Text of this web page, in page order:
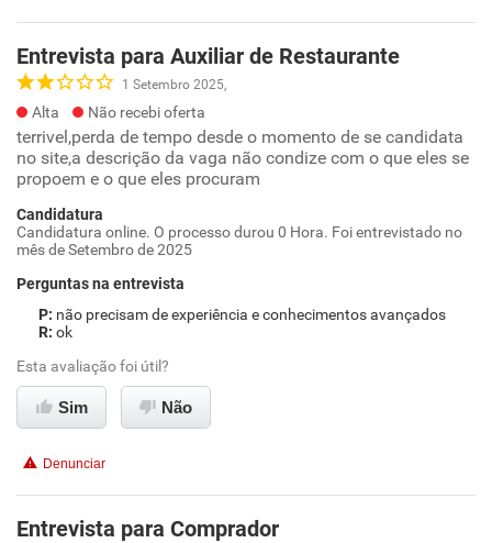
Entrevista para Auxiliar de Restaurante
1 Setembro 2025,
Alta Não recebi oferta
terrivel,perda de tempo desde o momento de se candidata
no site,a descrição da vaga não condize com o que eles se
propoem e o que eles procuram
Candidatura
Candidatura online. O processo durou 0 Hora. Foi entrevistado no
mês de Setembro de 2025
Perguntas na entrevista
não precisam de experiência e conhecimentos avançados
ok
Esta avaliação foi útil?
Sim Não
Denunciar
Entrevista para Comprador